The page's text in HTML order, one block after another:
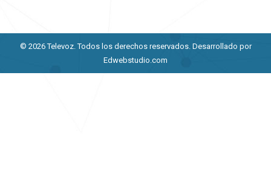
© 2026 Televoz. Todos los derechos reservados. Desarrollado por
Edwebstudio.com